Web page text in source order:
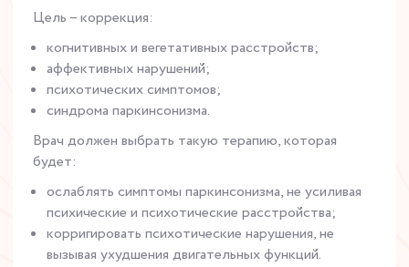
Цель – коррекция:
когнитивных и вегетативных расстройств;
аффективных нарушений;
психотических симптомов;
синдрома паркинсонизма.
Врач должен выбрать такую терапию, которая
будет:
ослаблять симптомы паркинсонизма, не усиливая
психические и психотические расстройства;
корригировать психотические нарушения, не
вызывая ухудшения двигательных функций.